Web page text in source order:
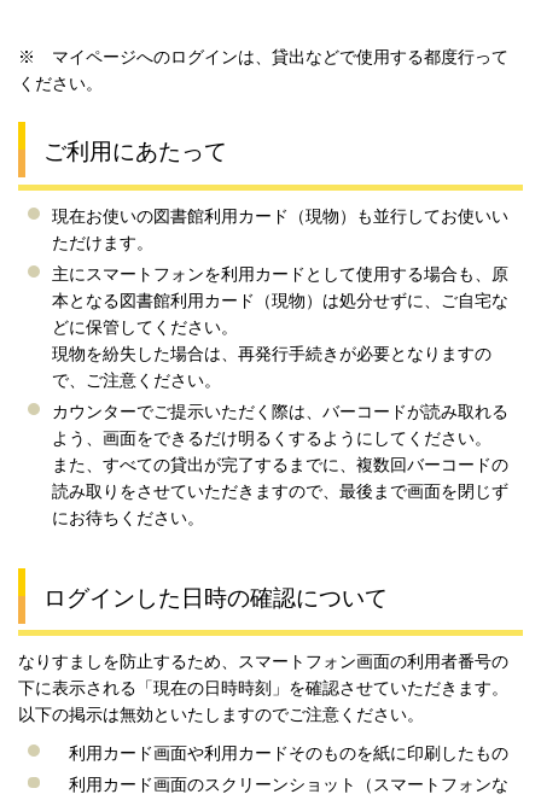
※ マイページへのログインは、貸出などで使用する都度行って
ください。
ご利用にあたって
現在お使いの図書館利用カード（現物）も並行してお使いい
ただけます。
主にスマートフォンを利用カードとして使用する場合も、原
本となる図書館利用カード（現物）は処分せずに、ご自宅な
どに保管してください。
現物を紛失した場合は、再発行手続きが必要となりますの
で、ご注意ください。
カウンターでご提示いただく際は、バーコードが読み取れる
よう、画面をできるだけ明るくするようにしてください。
また、すべての貸出が完了するまでに、複数回バーコードの
読み取りをさせていただきますので、最後まで画面を閉じず
にお待ちください。
ログインした日時の確認について
なりすましを防止するため、スマートフォン画面の利用者番号の
下に表示される「現在の日時時刻」を確認させていただきます。
以下の掲示は無効といたしますのでご注意ください。
利用カード画面や利用カードそのものを紙に印刷したもの
利用カード画面のスクリーンショット（スマートフォンな